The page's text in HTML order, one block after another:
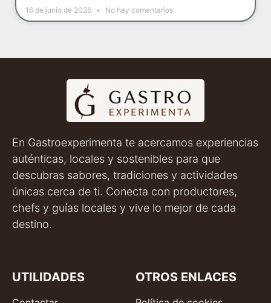
16 de junio de 2026 No hay comentarios
En Gastroexperimenta te acercamos experiencias
auténticas, locales y sostenibles para que
descubras sabores, tradiciones y actividades
únicas cerca de ti. Conecta con productores,
chefs y guías locales y vive lo mejor de cada
destino.
UTILIDADES OTROS ENLACES